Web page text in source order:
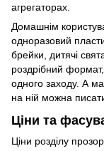
агрегаторах.
Домашнім
одноразовий
брейки, дитячі
роздрібний
одного заходу. А
на ній можна
Ціни та
Ціни розділу